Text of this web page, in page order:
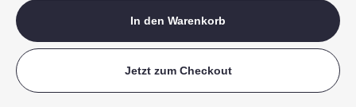
In den Warenkorb
Jetzt zum Checkout